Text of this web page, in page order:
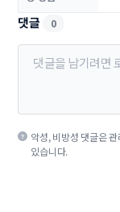
댓글 0
악성, 비방성 댓글은
있습니다.